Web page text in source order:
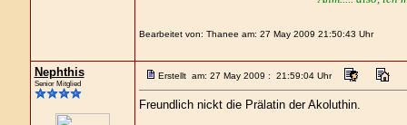
Bearbeitet von: Thanee am: 27 May 2009 21:50:43 Uhr
Nephthis
Senior Mitglied
Erstellt am: 27 May 2009 : 21:59:04 Uhr
Freundlich nickt die Prälatin der Akoluthin.